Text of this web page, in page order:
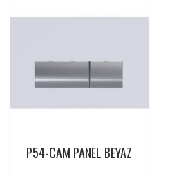
P54-CAM PANEL BEYAZ